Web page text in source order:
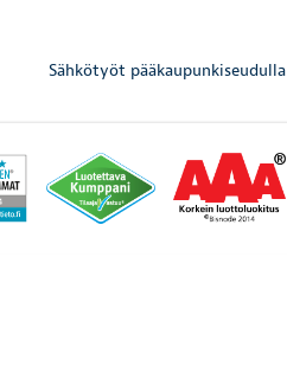
Sähkötyöt pääkaupunkiseudulla